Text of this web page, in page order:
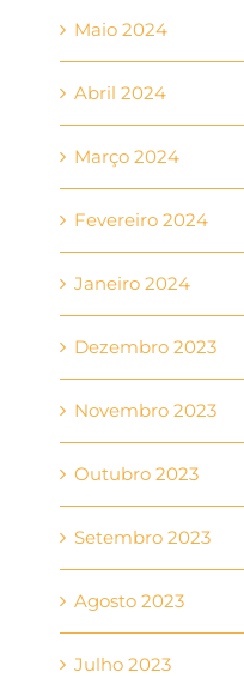
Maio 2024
Abril 2024
Março 2024
Fevereiro 2024
Janeiro 2024
Dezembro 2023
Novembro 2023
Outubro 2023
Setembro 2023
Agosto 2023
Julho 2023